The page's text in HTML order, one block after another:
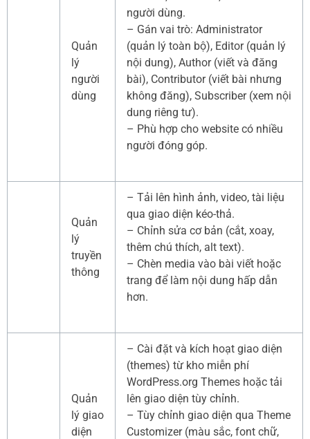
Quản
lý
người
dùng
người dùng.
– Gán vai trò: Administrator
(quản lý toàn bộ), Editor (quản lý
nội dung), Author (viết và đăng
bài), Contributor (viết bài nhưng
không đăng), Subscriber (xem nội
dung riêng tư).
– Phù hợp cho website có nhiều
người đóng góp.
Quản
lý
truyền
thông
– Tải lên hình ảnh, video, tài liệu
qua giao diện kéo-thả.
– Chỉnh sửa cơ bản (cắt, xoay,
thêm chú thích, alt text).
– Chèn media vào bài viết hoặc
trang để làm nội dung hấp dẫn
hơn.
Quản
lý giao
diện
– Cài đặt và kích hoạt giao diện
(themes) từ kho miễn phí
WordPress.org Themes hoặc tải
lên giao diện tùy chỉnh.
– Tùy chỉnh giao diện qua Theme
Customizer (màu sắc, font chữ,